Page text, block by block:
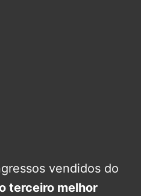
vendidos do
terceiro melhor